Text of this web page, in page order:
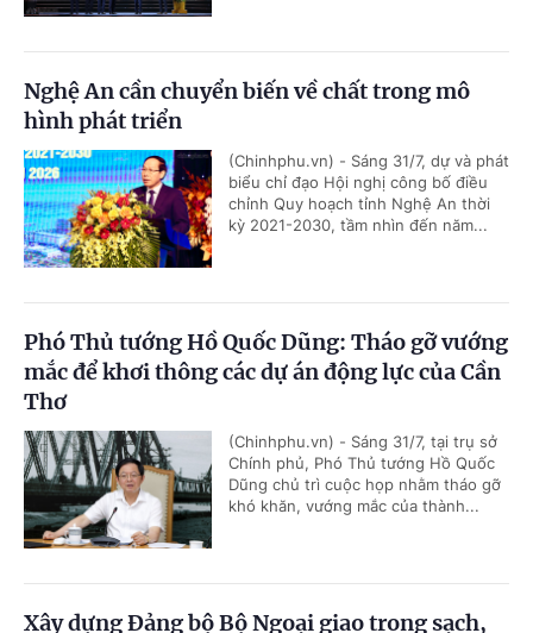
Nghệ An cần chuyển biến về chất trong mô
hình phát triển
(Chinhphu.vn) - Sáng 31/7, dự và phát
biểu chỉ đạo Hội nghị công bố điều
chỉnh Quy hoạch tỉnh Nghệ An thời
kỳ 2021-2030, tầm nhìn đến năm...
Phó Thủ tướng Hồ Quốc Dũng: Tháo gỡ vướng
mắc để khơi thông các dự án động lực của Cần
Thơ
(Chinhphu.vn) - Sáng 31/7, tại trụ sở
Chính phủ, Phó Thủ tướng Hồ Quốc
Dũng chủ trì cuộc họp nhằm tháo gỡ
khó khăn, vướng mắc của thành...
Xây dựng Đảng bộ Bộ Ngoại giao trong sạch,